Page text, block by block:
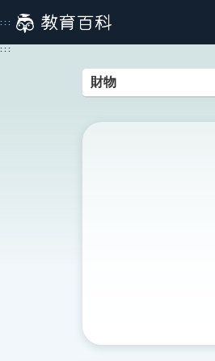
到
主
:::
:::